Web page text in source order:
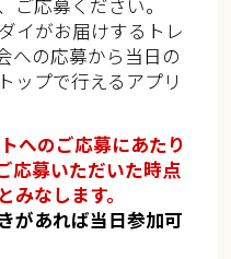
イがお届けするトレ
への応募から当日の
ップで行えるアプリ
へのご応募にあたり
応募いただいた時点
なします。
があれば当日参加可